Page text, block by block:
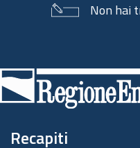
Non hai
di
pagina
Recapiti